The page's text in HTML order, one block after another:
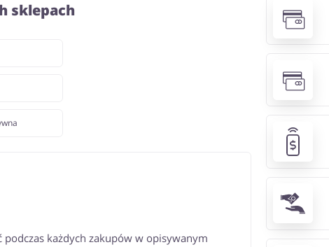
sklepach
podczas każdych zakupów w opisywanym